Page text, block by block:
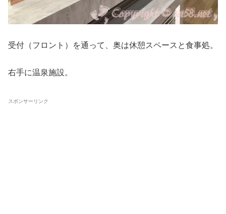
受付（フロント）を通って、奥は休憩スペースと食事処。
右手に温泉施設。
スポンサーリンク